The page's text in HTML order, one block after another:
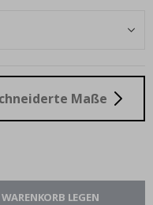
Maße
LEGEN